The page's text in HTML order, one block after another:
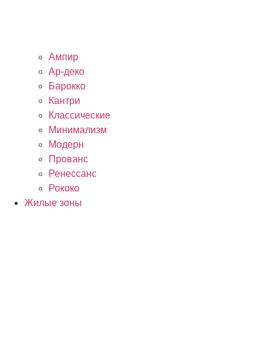
Ампир
Ар-деко
Барокко
Кантри
Классические
Минимализм
Модерн
Прованс
Ренессанс
Рококо
Жилые зоны